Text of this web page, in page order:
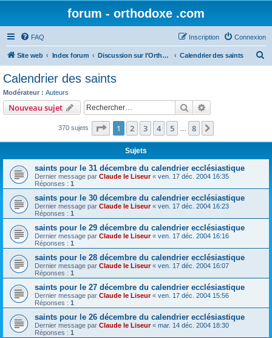
forum - orthodoxe .com
FAQ Connexion
Inscription
Site web Index forum Discussion sur l'Orthodoxie Calendrier des saints
c
Calendrier des saints
Modérateur : Auteurs
Nouveau sujet Rechercher
370 sujets Page 1sur8
1 2 3 4 5 8
Sujets
saints pour le 31 décembre du calendrier ecclésiastique
Dernier message par Claude le Liseur« ven. 17 déc. 2004 16:35
Réponses : 1
saints pour le 30 décembre du calendrier ecclésiastique
Dernier message par Claude le Liseur« ven. 17 déc. 2004 16:23
Réponses : 1
saints pour le 29 décembre du calendrier ecclésiastique
Dernier message par Claude le Liseur« ven. 17 déc. 2004 16:16
Réponses : 1
saints pour le 28 décembre du calendrier ecclésiastique
Dernier message par Claude le Liseur« ven. 17 déc. 2004 16:07
Réponses : 1
saints pour le 27 décembre du calendrier ecclésiastique
Dernier message par Claude le Liseur« ven. 17 déc. 2004 15:56
Réponses : 1
saints pour le 26 décembre du calendrier ecclésiastique
Dernier message par Claude le Liseur« mar. 14 déc. 2004 18:30
Réponses : 1